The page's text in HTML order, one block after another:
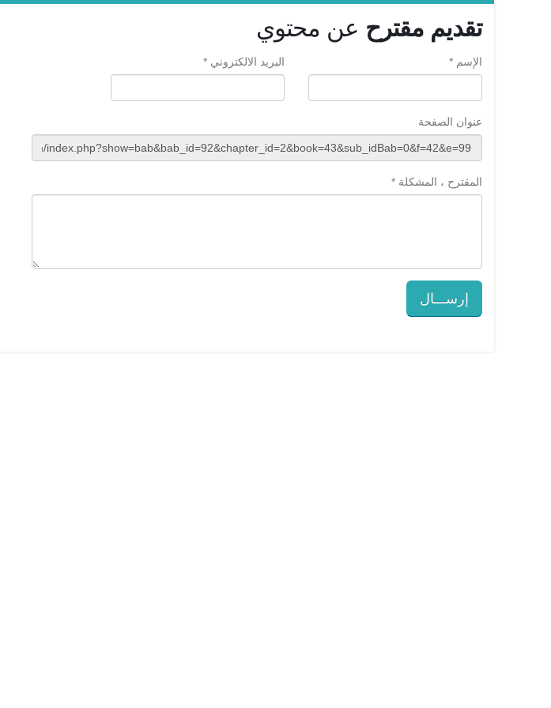
تقديم مقترح عن محتوي
الإسم * البريد الالكتروني *
عنوان الصفحة
المقترح ، المشكلة *